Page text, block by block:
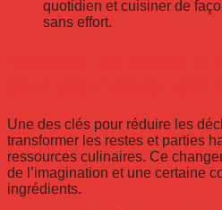
Une des clés pour réduire les
transformer les restes et parties
ressources culinaires. Ce
de l’imagination et une certaine
ingrédients.